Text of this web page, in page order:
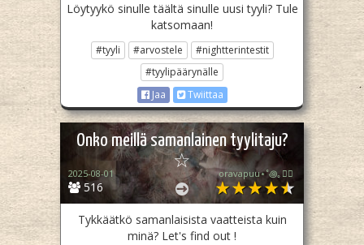
Löytyykö sinulle täältä sinulle uusi tyyli? Tule
katsomaan!
#tyyli #arvostele
#nightterintestit
#tyylipäärynälle
Jaa
Twiittaa
Onko meillä samanlainen tyylitaju?
☆
516
2025-08-01 oravapuu⋆˚꩜｡🏳️‍🌈
Tykkäätkö samanlaisista vaatteista kuin
minä? Let's find out !